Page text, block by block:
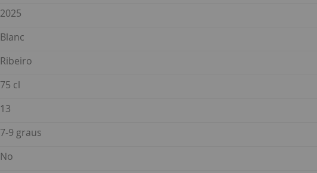
2025
Blanc
Ribeiro
75 cl
13
7-9 graus
No